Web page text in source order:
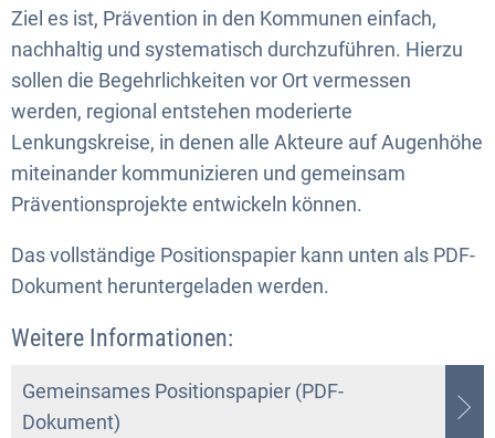
Ziel es ist, Prävention in den Kommunen einfach,
nachhaltig und systematisch durchzuführen. Hierzu
sollen die Begehrlichkeiten vor Ort vermessen
werden, regional entstehen moderierte
Lenkungskreise, in denen alle Akteure auf Augenhöhe
miteinander kommunizieren und gemeinsam
Präventionsprojekte entwickeln können.
Das vollständige Positionspapier kann unten als PDF-
Dokument heruntergeladen werden.
Weitere Informationen:
Gemeinsames Positionspapier (PDF-
Dokument)